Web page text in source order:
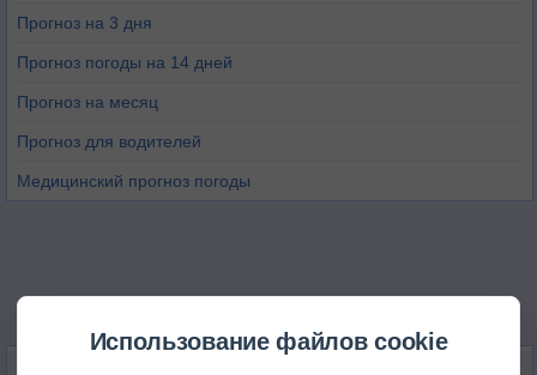
Прогноз на 3 дня
Прогноз погоды на 14 дней
Прогноз на месяц
Прогноз для водителей
Медицинский прогноз погоды
Использование файлов cookie